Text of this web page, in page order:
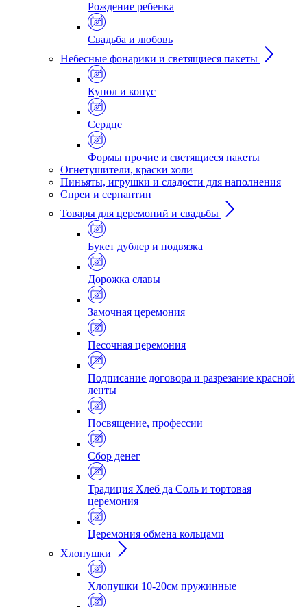
Рождение ребенка
Свадьба и любовь
Небесные фонарики и светящиеся пакеты
Купол и конус
Сердце
Формы прочие и светящиеся пакеты
Огнетушители, краски холи
Пиньяты, игрушки и сладости для наполнения
Спреи и серпантин
Товары для церемоний и свадьбы
Букет дублер и подвязка
Дорожка славы
Замочная церемония
Песочная церемония
Подписание договора и разрезание красной
ленты
Посвящение, профессии
Сбор денег
Традиция Хлеб да Соль и тортовая
церемония
Церемония обмена кольцами
Хлопушки
Хлопушки 10-20см пружинные